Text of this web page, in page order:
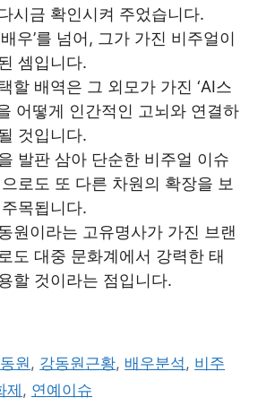
시금 확인시켜 주었습니다.
우’를 넘어, 그가 가진 비주얼이
셈입니다.
할 배역은 그 외모가 가진 ‘AI스
어떻게 인간적인 고뇌와 연결하
것입니다.
발판 삼아 단순한 비주얼 이슈
로도 또 다른 차원의 확장을 보
목됩니다.
원이라는 고유명사가 가진 브랜
도 대중 문화계에서 강력한 태
할 것이라는 점입니다.
원 , 강동원근황, 배우분석 , 비주
제, 연예이슈